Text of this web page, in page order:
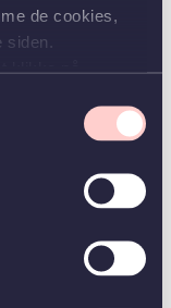
de cookies,
siden.